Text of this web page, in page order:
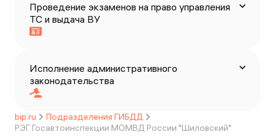
Проведение экзаменов на право управления
ТС и выдача ВУ
Исполнение административного
законодательства
bip.ru
Подразделения ГИБДД
РЭГ Госавтоинспекции МОМВД России "Шиловский"